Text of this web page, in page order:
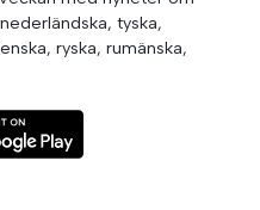
tyska,
ryska, rumänska,